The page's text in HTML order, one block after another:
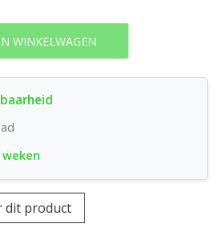
IN WINKELWAGEN
weken
dit product